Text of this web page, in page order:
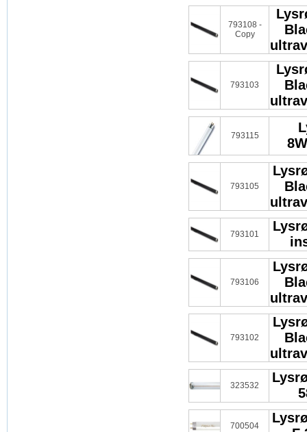
793108 -
Copy
793103
793115
793105
793101
793106
793102
323532
700504